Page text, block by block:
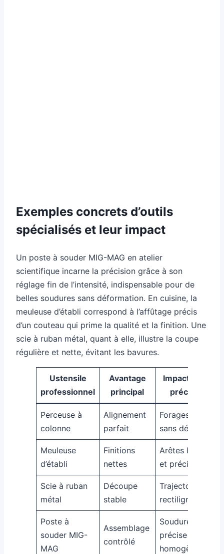
Exemples concrets d’outils
spécialisés et leur impact
Un poste à souder MIG-MAG en atelier
scientifique incarne la précision grâce à son
réglage fin de l’intensité, indispensable pour de
belles soudures sans déformation. En cuisine, la
meuleuse d’établi correspond à l’affûtage précis
d’un couteau qui prime la qualité et la finition. Une
scie à ruban métal, quant à elle, illustre la coupe
régulière et nette, évitant les bavures.
Ustensile
professionnel
Avantage
principal
Impact sur la
précision
Perceuse à
colonne
Alignement
parfait
Forages droits
sans déviation
Meuleuse
d’établi
Finitions
nettes
Arêtes lisses
et précises
Scie à ruban
métal
Découpe
stable
Trajectoire
rectiligne
Poste à
souder MIG-
MAG
Assemblage
contrôlé
Soudure
précise et
homogène